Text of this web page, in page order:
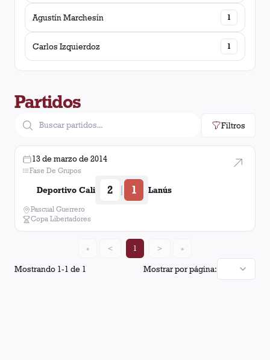
Agustín Marchesín 1
Carlos Izquierdoz 1
Partidos
Filtros
13 de marzo de 2014
Fase De Grupos
Deportivo Cali 2 | 1 Lanús
Pascual Guerrero
Copa Libertadores
Mostrando 1-1 de 1 Mostrar por página:
« < 1 > »